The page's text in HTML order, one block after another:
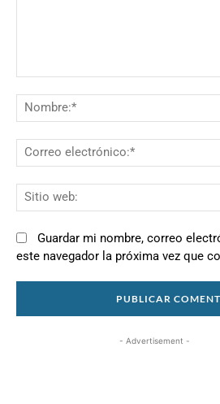
Guardar mi nombre, correo
este navegador la próxima vez que
- Advertisement -